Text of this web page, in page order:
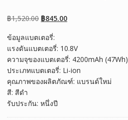
เต็มบนการให้
คะแนนของ
฿1,520.00 Original
was:
฿1,520.00.
฿845.00Current
฿845.00.
ข้อมูลแบตเตอรี่:
แรงดันแบตเตอรี่: 10.8V
ความจุของแบตเตอรี่: 4200mAh (47Wh)
ประเภทแบตเตอรี่: Li-ion
คุณภาพของผลิตภัณฑ์: แบรนด์ใหม่
สี: สีดำ
รับประกัน: หนึ่งปี